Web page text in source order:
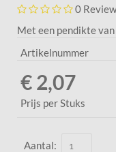
0
Met een pendikte
Artikelnummer
€ 2,07
Prijs per Stuks
Aantal: